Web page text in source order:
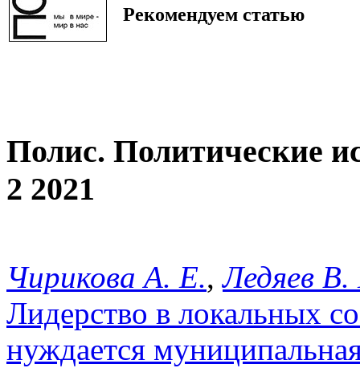
Рекомендуем статью
Полис. Политические
2 2021
Чирикова А. Е.,Ледяев В.
Лидерство в локальных
нуждается